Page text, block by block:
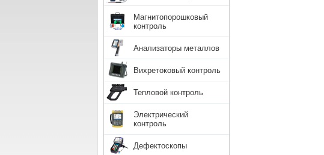
Магнитопорошковый
контроль
Анализаторы металлов
Вихретоковый контроль
Тепловой контроль
Электрический
контроль
Дефектоскопы